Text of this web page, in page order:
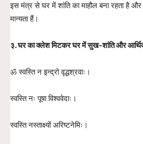
इस मंत्र से घर में शांति का माहौल बना रहता है और
मान्यता हैं।
३. घर का क्लेश मिटकर घर में सुख-शांति और
ॐ स्वस्ति न इन्द्रो वृद्धश्रवाः।
स्वस्ति नः पूषा विश्ववेदाः।
स्वस्ति नस्ताक्ष्यों अरिष्टनेमिः।